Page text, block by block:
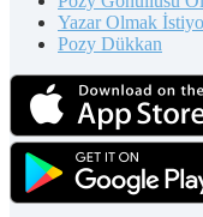
Yazar Olmak
Pozy Dükkan